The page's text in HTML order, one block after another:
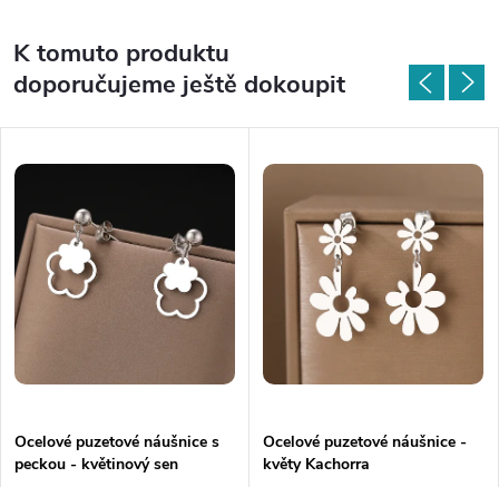
K tomuto produktu
doporučujeme ještě dokoupit
Ocelové puzetové náušnice s
peckou - květinový sen
Ocelové puzetové náušnice -
květy Kachorra